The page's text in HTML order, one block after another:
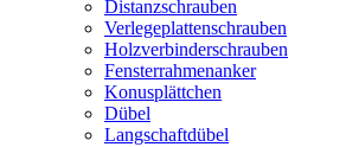
Distanzschrauben
Verlegeplattenschrauben
Holzverbinderschrauben
Fensterrahmenanker
Konusplättchen
Dübel
Langschaftdübel